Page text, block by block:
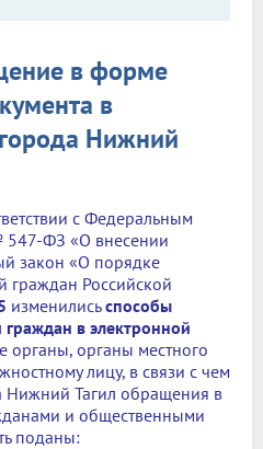
в форме
в
Нижний
с Федеральным
547-ФЗ «О внесении
закон «О порядке
граждан Российской
изменилисьспособы
в электронной
органы, органы местного
лицу, в связи с чем
Нижний Тагил обращения в
и общественными
поданы: